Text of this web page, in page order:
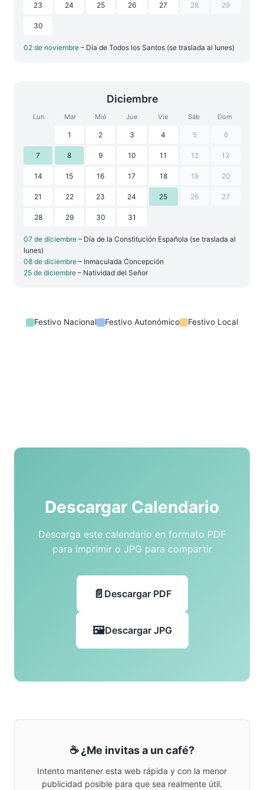
23 24 25 26 27 28 29
30
02 de noviembre – Día de Todos los Santos (se traslada al lunes)
Diciembre
Lun Mar Mié Jue Vie Sáb Dom
1 2 3 4 5 6
7 8 9 10 11 12 13
14 15 16 17 18 19 20
21 22 23 24 25 26 27
28 29 30 31
07 de diciembre – Día de la Constitución Española (se traslada al
lunes)
08 de diciembre – Inmaculada Concepción
25 de diciembre – Natividad del Señor
Festivo Nacional Festivo Autonómico Festivo Local
Descargar Calendario
Descarga este calendario en formato PDF
para imprimir o JPG para compartir
Descargar PDF
Descargar JPG
☕ ¿Me invitas a un café?
Intento mantener esta web rápida y con la menor
publicidad posible para que sea realmente útil.